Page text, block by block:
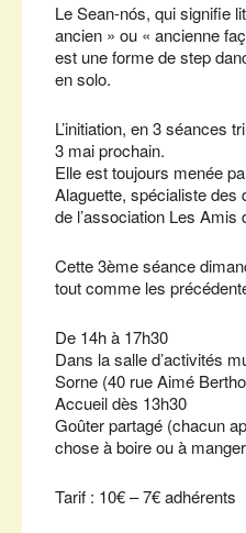
Le Sean-nós, qui signifie
ancien » ou « ancienne
est une forme de step
en solo.
L’initiation, en 3 séances
3 mai prochain.
Elle est toujours menée
Alaguette, spécialiste des
de l’association Les Amis
Cette 3ème séance
tout comme les
De 14h à 17h30
Dans la salle d’activités
Sorne (40 rue Aimé
Accueil dès 13h30
Goûter partagé (chacun
chose à boire ou à
Tarif : 10€ – 7€ adhérents